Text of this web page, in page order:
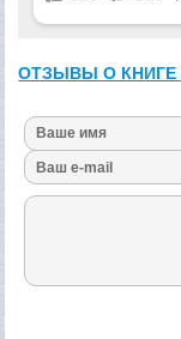
ОТЗЫВЫ О КНИГЕ